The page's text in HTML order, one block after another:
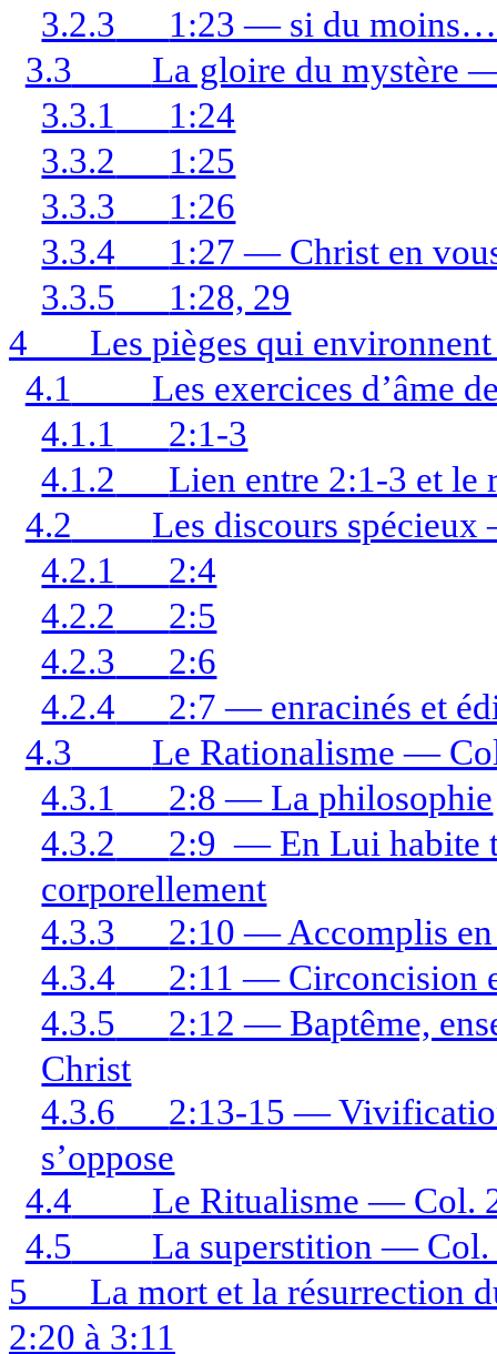
3.2.3
1:23 — si du moins…
3.3
La gloire du mystère
3.3.1
1:24
3.3.2
1:25
3.3.3
1:26
3.3.4
1:27 — Christ en
3.3.5
1:28, 29
4
Les pièges qui
4.1
Les exercices d’âme
4.1.1
2:1-3
4.1.2
Lien entre 2:1-3 et le
4.2
Les discours
4.2.1
2:4
4.2.2
2:5
4.2.3
2:6
4.2.4
2:7 — enracinés et
4.3
Le Rationalisme —
4.3.1
2:8 — La philosophie
4.3.2
2:9 — En Lui habite
corporellement
4.3.3
2:10 — Accomplis
4.3.4
2:11 — Circoncision
4.3.5
2:12 — Baptême,
Christ
4.3.6
2:13-15 —
s’oppose
4.4
Le Ritualisme — Col.
4.5
La superstition — Col.
5
La mort et la résurrection
2:20 à 3:11